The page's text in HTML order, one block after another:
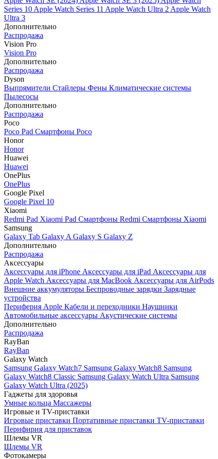
Series 10 Apple Watch Series 11 Apple Watch Ultra 2 Apple Watch
Ultra 3
Дополнительно
Распродажа
Vision Pro
Vision Pro
Дополнительно
Распродажа
Dyson
Выпрямители Стайлеры Фены Климатические системы
Пылесосы
Дополнительно
Распродажа
Poco
Poco Pad Смартфоны Poco
Honor
Honor
Huawei
Huawei
OnePlus
OnePlus
Google Pixel
Google Pixel 10
Xiaomi
Redmi Pad Xiaomi Pad Смартфоны Redmi Смартфоны Xiaomi
Samsung
Galaxy Tab Galaxy A Galaxy S Galaxy Z
Дополнительно
Распродажа
Аксессуары
Аксессуары для iPhone Аксессуары для iPad Аксессуары для
Apple Watch Аксессуары для MacBook Аксессуары для AirPods
Внешние аккумуляторы Беспроводные зарядки Зарядные
устройства
Периферия Apple Кабели и переходники Наушники
Автомобильные аксессуары Акустические системы
Дополнительно
Распродажа
RayBan
RayBan
Galaxy Watch
Samsung Galaxy Watch7 Samsung Galaxy Watch8 Samsung
Galaxy Watch8 Classic Samsung Galaxy Watch Ultra Samsung
Galaxy Watch Ultra (2025)
Гаджеты для здоровья
Умные кольца Массажеры
Игровые и TV-приставки
Игровые приставки Портативные приставки TV-приставки
Перифирия для приставок
Шлемы VR
Шлемы VR
Фотокамеры